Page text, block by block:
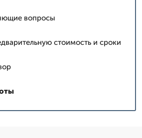
вопросы
стоимость и сроки